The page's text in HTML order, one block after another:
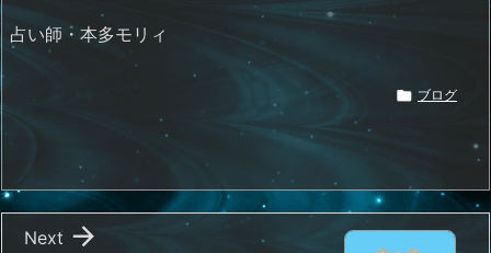
占い師・本多モリィ
 ブログ

Next